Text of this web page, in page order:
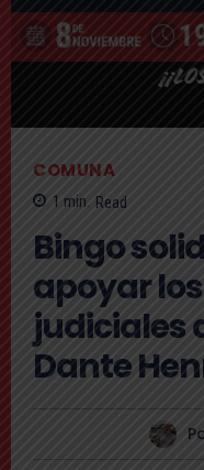
COMUNA
1 min. Read
Bingo
apoyar
judiciales
Dante